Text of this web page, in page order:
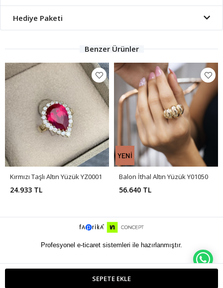
SEPETE EKLE
Hediye Paketi
Benzer Ürünler
Kırmızı Taşlı Altın Yüzük YZ0001
24.933 TL
Balon İthal Altın Yüzük Y01050
56.640 TL
Profesyonel e-ticaret sistemleri ile hazırlanmıştır.